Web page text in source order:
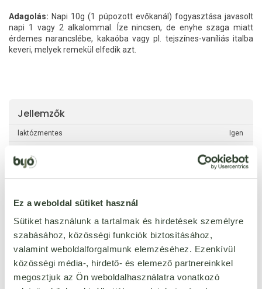
Ez a weboldal sütiket használ
Sütiket használunk a tartalmak és hirdetések személyre
szabásához, közösségi funkciók biztosításához,
valamint weboldalforgalmunk elemzéséhez. Ezenkívül
közösségi média-, hirdető- és elemező partnereinkkel
megosztjuk az Ön weboldalhasználatra vonatkozó
Adagolás: Napi 10g (1 púpozott evőkanál) fogyasztása javasolt
napi 1 vagy 2 alkalommal. Íze nincsen, de enyhe szaga miatt
érdemes narancslébe, kakaóba vagy pl. tejszínes-vaníliás italba
keveri, melyek remekül elfedik azt.
Jellemzők
laktózmentes Igen
gluténmentes Igen
per 100 g
kcal
zsír 0 g
ebből telített zsírsavak
ebből egyszeresen telített